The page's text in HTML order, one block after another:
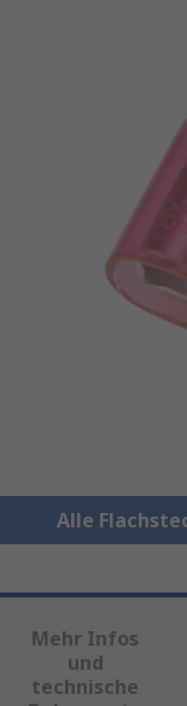
Alle
Mehr Infos
und
technische